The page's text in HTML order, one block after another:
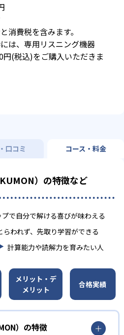
消費税を含みます。
は、専用リスニング機器
円(税込)をご購入いただきま
口コミ コース・料金
）の特徴など
で自分で解ける喜びが味わえる
らわれず、先取り学習ができる
計算能力や読解力を育みたい人
メリット・デ
メリット
合格実績
）の特徴